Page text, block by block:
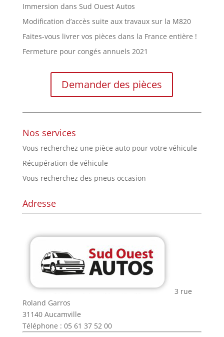
Immersion dans Sud Ouest Autos
Modification d’accès suite aux travaux sur la M820
Faites-vous livrer vos pièces dans la France entière !
Fermeture pour congés annuels 2021
Demander des pièces
Nos services
Vous recherchez une pièce auto pour votre véhicule
Récupération de véhicule
Vous recherchez des pneus occasion
Adresse
3 rue
Roland Garros
31140 Aucamville
Téléphone : 05 61 37 52 00